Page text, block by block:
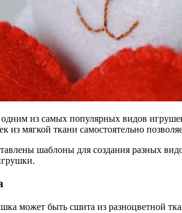
из самых популярных видов
из мягкой ткани самостоятельно
шаблоны для создания разных
может быть сшита из разноцветной